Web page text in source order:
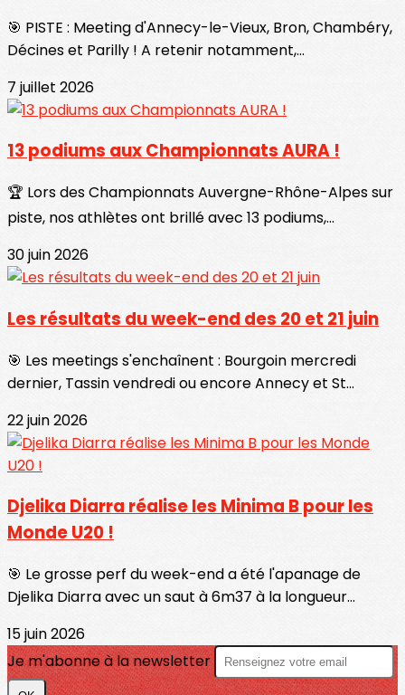
🎯 PISTE : Meeting d'Annecy-le-Vieux, Bron, Chambéry,
Décines et Parilly ! A retenir notamment,...
7 juillet 2026
13 podiums aux Championnats AURA !
🏆 Lors des Championnats Auvergne-Rhône-Alpes sur
piste, nos athlètes ont brillé avec 13 podiums,...
30 juin 2026
Les résultats du week-end des 20 et 21 juin
🎯 Les meetings s'enchaînent : Bourgoin mercredi
dernier, Tassin vendredi ou encore Annecy et St...
22 juin 2026
Djelika Diarra réalise les Minima B pour les
Monde U20 !
🎯 Le grosse perf du week-end a été l'apanage de
Djelika Diarra avec un saut à 6m37 à la longueur...
15 juin 2026
Je m'abonne à la newsletter